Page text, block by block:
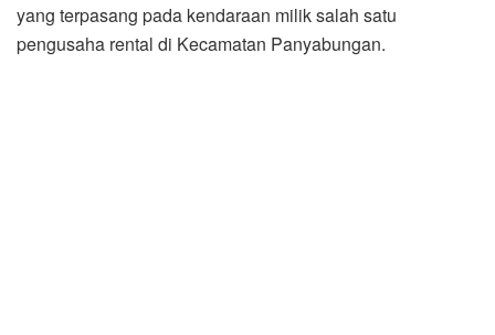
yang terpasang pada kendaraan milik salah satu
pengusaha rental di Kecamatan Panyabungan.